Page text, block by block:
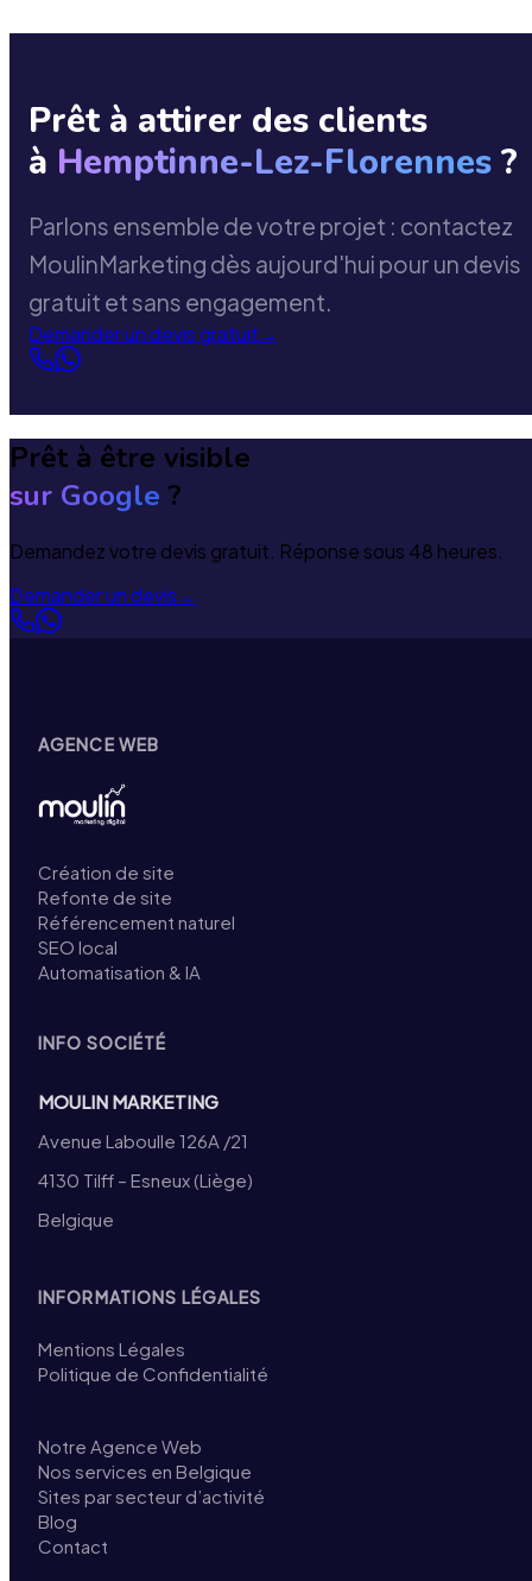
Prêt à attirer des clients
à Hemptinne-Lez-Florennes ?
Parlons ensemble de votre projet : contactez
MoulinMarketing dès aujourd'hui pour un devis
gratuit et sans engagement.
Demander un devis gratuit→
Prêt à être visible
sur Google ?
Demandez votre devis gratuit. Réponse sous 48 heures.
Demander un devis→
AGENCE WEB
Création de site
Refonte de site
Référencement naturel
SEO local
Automatisation & IA
INFO SOCIÉTÉ
MOULIN MARKETING
Avenue Laboulle 126A /21
4130 Tilff – Esneux (Liège)
Belgique
INFORMATIONS LÉGALES
Mentions Légales
Politique de Confidentialité
Notre Agence Web
Nos services en Belgique
Sites par secteur d’activité
Blog
Contact